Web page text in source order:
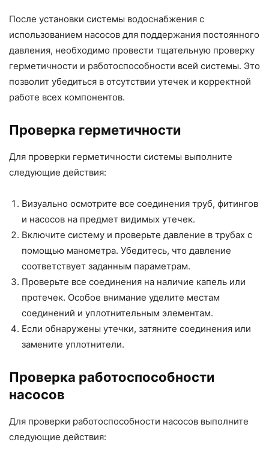
После установки системы водоснабжения с
использованием насосов для поддержания постоянного
давления, необходимо провести тщательную проверку
герметичности и работоспособности всей системы. Это
позволит убедиться в отсутствии утечек и корректной
работе всех компонентов.
Проверка герметичности
Для проверки герметичности системы выполните
следующие действия:
Визуально осмотрите все соединения труб, фитингов
и насосов на предмет видимых утечек.
Включите систему и проверьте давление в трубах с
помощью манометра. Убедитесь, что давление
соответствует заданным параметрам.
Проверьте все соединения на наличие капель или
протечек. Особое внимание уделите местам
соединений и уплотнительным элементам.
Если обнаружены утечки, затяните соединения или
замените уплотнители.
Проверка работоспособности
насосов
Для проверки работоспособности насосов выполните
следующие действия: